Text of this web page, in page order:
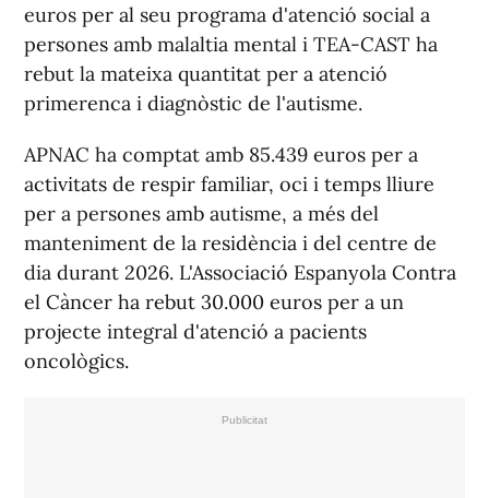
euros per al seu programa d'atenció social a
persones amb malaltia mental i TEA-CAST ha
rebut la mateixa quantitat per a atenció
primerenca i diagnòstic de l'autisme.
APNAC ha comptat amb 85.439 euros per a
activitats de respir familiar, oci i temps lliure
per a persones amb autisme, a més del
manteniment de la residència i del centre de
dia durant 2026. L'Associació Espanyola Contra
el Càncer ha rebut 30.000 euros per a un
projecte integral d'atenció a pacients
oncològics.